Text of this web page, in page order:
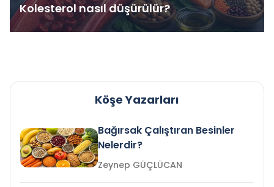
Kolesterol nasıl düşürülür?
Köşe Yazarları
Bağırsak Çalıştıran Besinler
Nelerdir?
Zeynep GÜÇLÜCAN